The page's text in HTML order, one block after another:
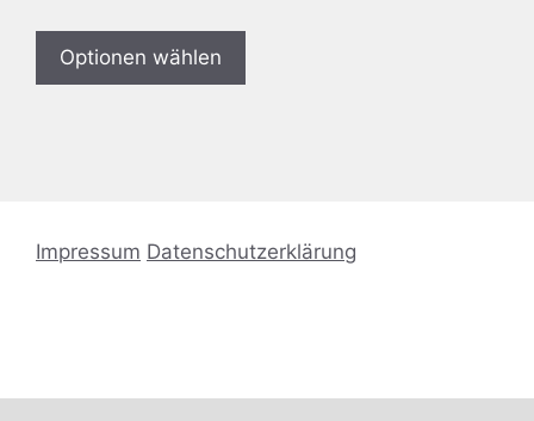
Optionen wählen
Impressum Datenschutzerklärung